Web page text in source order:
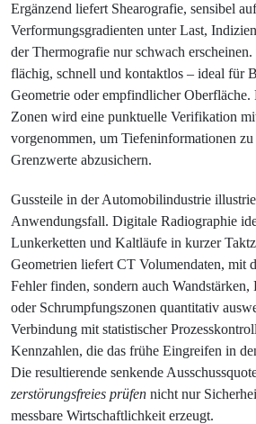
Ergänzend liefert Shearografie, sensibel auf
Verformungsgradienten unter Last,
der Thermografie nur schwach
flächig, schnell und kontaktlos – ideal für
Geometrie oder empfindlicher Oberfläche.
Zonen wird eine punktuelle Verifikation
vorgenommen, um Tiefeninformationen
Grenzwerte abzusichern.
Gussteile in der Automobilindustrie
Anwendungsfall. Digitale Radiographie
Lunkerketten und Kaltläufe in kurzer
Geometrien liefert CT Volumendaten, mit
Fehler finden, sondern auch Wandstärken,
oder Schrumpfungszonen quantitativ
Verbindung mit statistischer
Kennzahlen, die das frühe Eingreifen in
Die resultierende senkende
zerstörungsfreies prüfen nicht nur
messbare Wirtschaftlichkeit erzeugt.